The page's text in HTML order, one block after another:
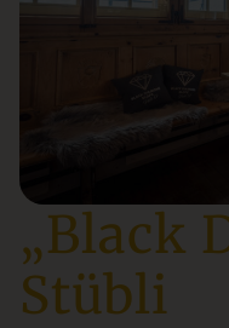
„Black
Stübli